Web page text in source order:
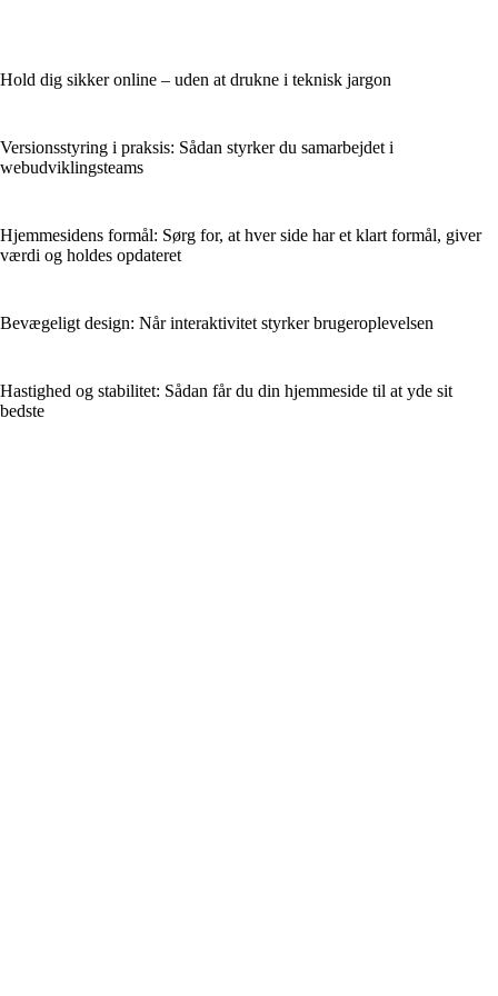
Hold dig sikker online – uden at drukne i teknisk jargon
Versionsstyring i praksis: Sådan styrker du samarbejdet i
webudviklingsteams
Hjemmesidens formål: Sørg for, at hver side har et klart formål, giver
værdi og holdes opdateret
Bevægeligt design: Når interaktivitet styrker brugeroplevelsen
Hastighed og stabilitet: Sådan får du din hjemmeside til at yde sit
bedste